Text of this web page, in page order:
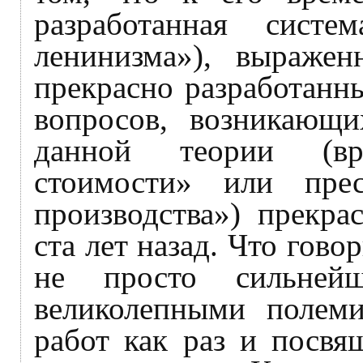
разработанная
ленинизма»),
прекрасно
вопросов,
данной теории
стоимости» или
производства»)
ста лет назад. Что
не просто
великолепными
работ как раз и